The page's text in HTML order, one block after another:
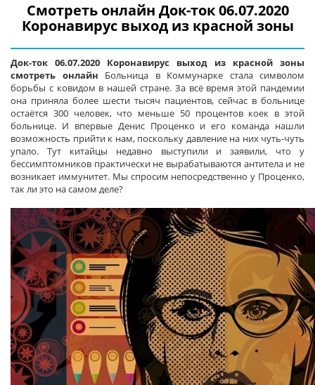
Смотреть онлайн Док-ток 06.07.2020
Коронавирус выход из красной зоны
Док-ток 06.07.2020 Коронавирус выход из красной зоны
смотреть онлайн Больница в Коммунарке стала символом
борьбы с ковидом в нашей стране. За всё время этой пандемии
она приняла более шести тысяч пациентов, сейчас в больнице
остаётся 300 человек, что меньше 50 процентов коек в этой
больнице. И впервые Денис Проценко и его команда нашли
возможность прийти к нам, поскольку давление на них чуть-чуть
упало. Тут китайцы недавно выступили и заявили, что у
бессимптомников практически не вырабатываются антитела и не
возникает иммунитет. Мы спросим непосредственно у Проценко,
так ли это на самом деле?